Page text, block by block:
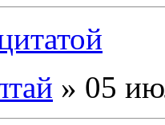
» 05